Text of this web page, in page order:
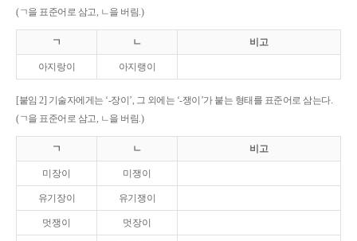
(ㄱ을 표준어로 삼고, ㄴ을 버림.)
ㄱ ㄴ 비고
아지랑이 아지랭이
[붙임 2] 기술자에게는 ‘-장이’, 그 외에는 ‘-쟁이’가 붙는 형태를 표준어로 삼는다.
(ㄱ을 표준어로 삼고, ㄴ을 버림.)
ㄱ ㄴ 비고
미장이 미쟁이
유기장이 유기쟁이
멋쟁이 멋장이